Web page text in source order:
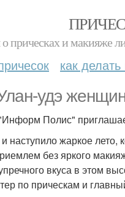
прическах и макияже
как
удэ
Полис"
наступило жаркое лето,
без яркого
вкуса в этом
по прическам и